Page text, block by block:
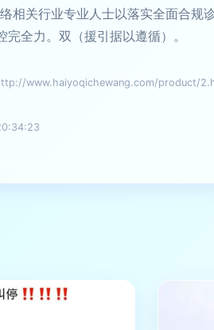
相关行业专业人士以落实全面合
全力。双（援引据以遵循）。
www.haiyoqichewang.com/product/